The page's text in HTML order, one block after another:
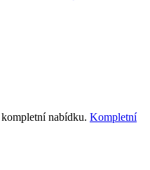
nabídku. Kompletní